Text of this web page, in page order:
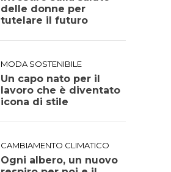
delle donne per
tutelare il futuro
MODA SOSTENIBILE
Un capo nato per il
lavoro che è diventato
icona di stile
CAMBIAMENTO CLIMATICO
Ogni albero, un nuovo